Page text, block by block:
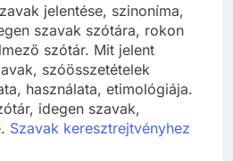
jelentése, szinoníma,
szavak szótára, rokon
szótár. Mit jelent
szóösszetételek
használata, etimológiája.
idegen szavak,
Szavak keresztrejtvényhez